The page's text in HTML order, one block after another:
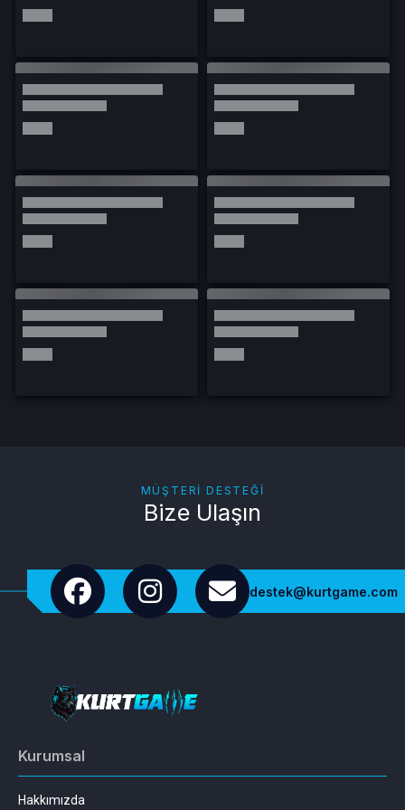
MÜŞTERI DESTEĞI
Bize Ulaşın
destek@kurtgame.com
Kurumsal
Hakkımızda